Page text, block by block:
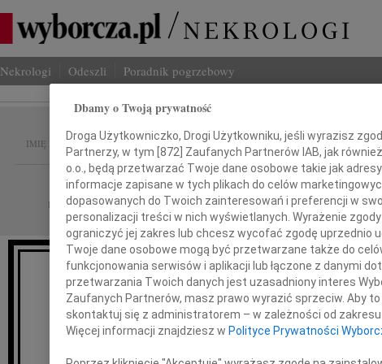
Nekrologi Odeszli Poradnik pogrzebowy
IMIĘ I NAZWISKO: Bogumił Dębski
REGION: Warszawa
DATA EMISJI: 15.01.2011
Z żalem przyjęliśmy wiadomość o śmierci
Dbamy o Twoją prywatność
Droga Użytkowniczko, Drogi Użytkowniku, jeśli wyrazisz
Partnerzy, w tym [872] Zaufanych Partnerów IAB, jak
o.o., będą przetwarzać Twoje dane osobowe takie jak
informacje zapisane w tych plikach do celów
dopasowanych do Twoich zainteresowań i preferencji w
personalizacji treści w nich wyświetlanych. Wyrażenie
ograniczyć jej zakres lub chcesz wycofać zgodę uprzednio
Twoje dane osobowe mogą być przetwarzane także do
funkcjonowania serwisów i aplikacji lub łączone z danymi
przetwarzania Twoich danych jest uzasadniony interes
Zaufanych Partnerów, masz prawo wyrazić sprzeciw. Aby
skontaktuj się z administratorem – w zależności od
Więcej informacji znajdziesz w Polityce Prywatności